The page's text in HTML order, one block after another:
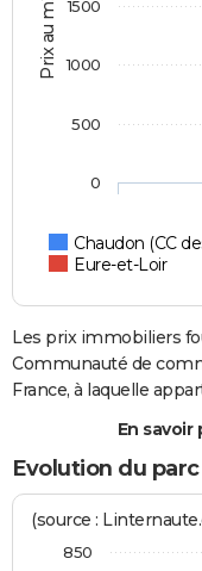
Prix au m2
Chaudon (CC
Eure-et-Loir
0
500
1000
1500
Les prix immobiliers
Communauté de
France, à laquelle
En savoir
Evolution du
(source :
850